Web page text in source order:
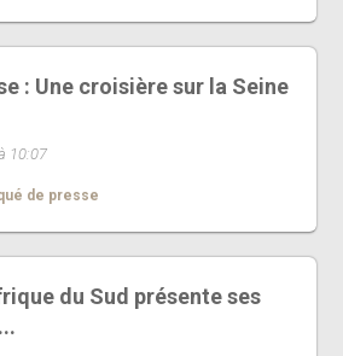
: Une croisière sur la Seine
10:07
de presse
du Sud présente ses